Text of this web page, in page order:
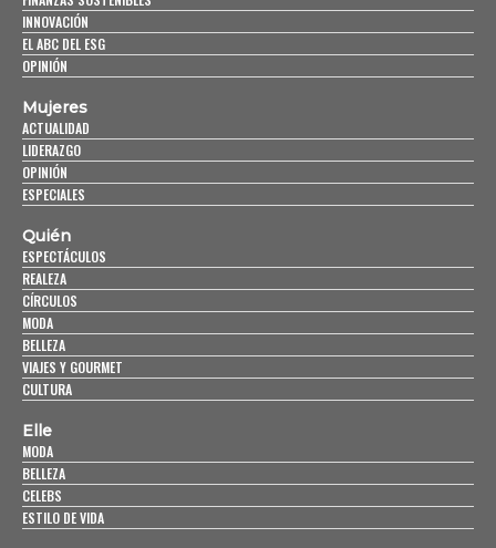
INNOVACIÓN
EL ABC DEL ESG
OPINIÓN
Mujeres
ACTUALIDAD
LIDERAZGO
OPINIÓN
ESPECIALES
Quién
ESPECTÁCULOS
REALEZA
CÍRCULOS
MODA
BELLEZA
VIAJES Y GOURMET
CULTURA
Elle
MODA
BELLEZA
CELEBS
ESTILO DE VIDA